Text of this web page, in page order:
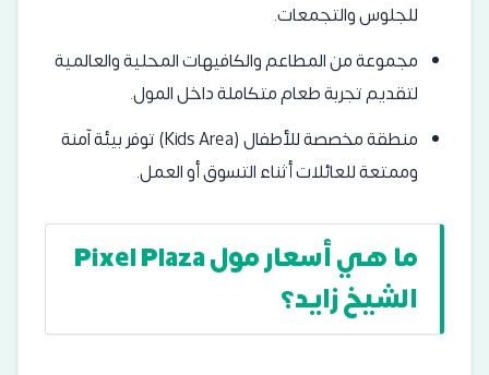
للجلوس والتجمعات.
مجموعة من المطاعم والكافيهات المحلية والعالمية
لتقديم تجربة طعام متكاملة داخل المول.
منطقة مخصصة للأطفال (Kids Area) توفر بيئة آمنة
وممتعة للعائلات أثناء التسوق أو العمل.
ما هي أسعار مول Pixel Plaza
الشيخ زايد؟